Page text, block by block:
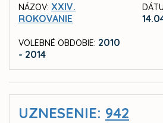
NÁZOV: XXIV.
ROKOVANIE
VOLEBNÉ OBDOBIE: 2010
- 2014
UZNESENIE: 942